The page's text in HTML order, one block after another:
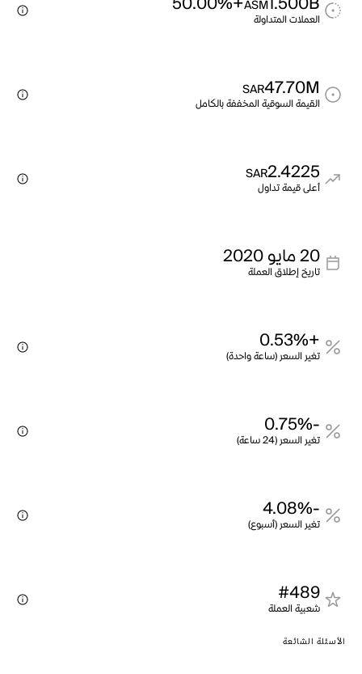
ASM
العملات المتداولة
47.70M
SAR
القيمة السوقية المخففة بالكامل
2.4225
SAR
أعلى قيمة تداول
20 مايو 2020
تاريخ إطلاق العملة
+0.53%
تغير السعر (ساعة واحدة)
-0.75%
تغير السعر (24 ساعة)
-4.08%
تغير السعر (أسبوع)
#489
شعبية العملة
الأسئلة الشائعة